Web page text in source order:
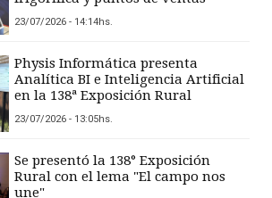
23/07/2026 - 14:14hs.
Physis Informática presenta
Analítica BI e Inteligencia Artificial
en la 138ª Exposición Rural
23/07/2026 - 13:05hs.
Se presentó la 138° Exposición
Rural con el lema "El campo nos
une"